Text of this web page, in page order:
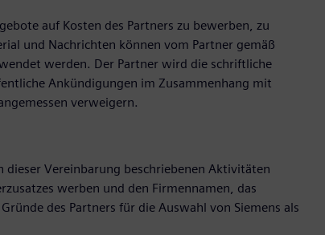
auf Kosten des Partners zu bewerben, zu
und Nachrichten können vom Partner gemäß
werden. Der Partner wird die schriftliche
Ankündigungen im Zusammenhang mit
verweigern.
Vereinbarung beschriebenen Aktivitäten
werben und den Firmennamen, das
des Partners für die Auswahl von Siemens als